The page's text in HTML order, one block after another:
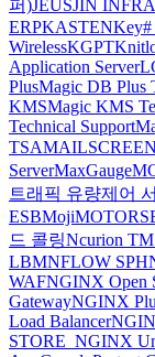
퍼)JEUSJIN
ERPKASTEN
WirelessKGPT
Application Server
PlusMagic DB Plus
KMSMagic KMS
Technical Support
TSAMAILSCREEN
ServerMaxGauge
트래픽 유량제어
ESBMoji
드 콜링Ncurion
LBMNFLOW SPH
WAFNGINX Open
GatewayNGINX
Load Balancer
STORE_NGINX